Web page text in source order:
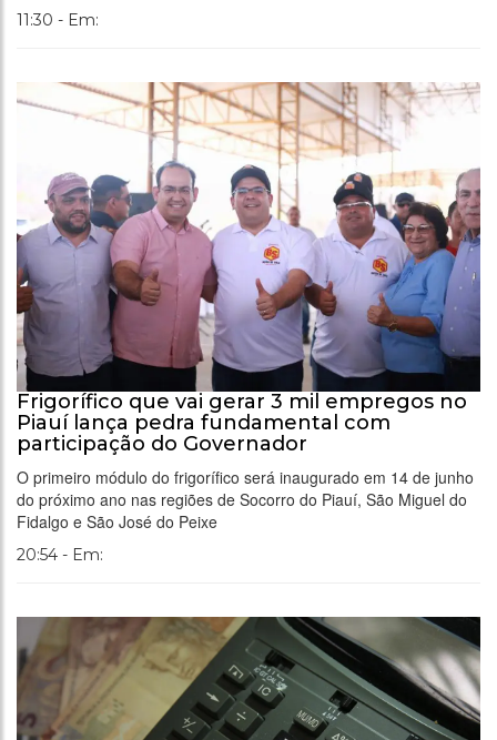
11:30 - Em:
Frigorífico que vai gerar 3 mil empregos no
Piauí lança pedra fundamental com
participação do Governador
O primeiro módulo do frigorífico será inaugurado em 14 de junho
do próximo ano nas regiões de Socorro do Piauí, São Miguel do
Fidalgo e São José do Peixe
20:54 - Em: